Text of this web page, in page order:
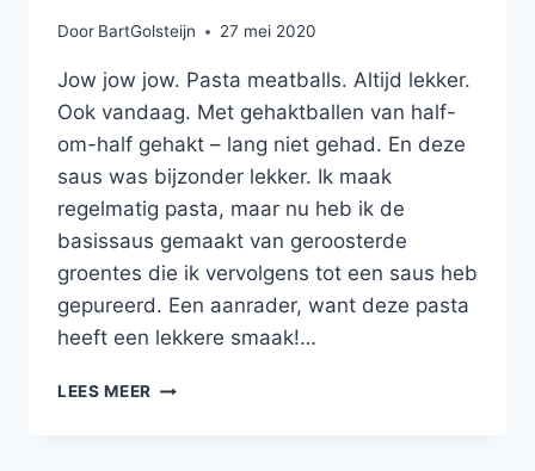
Door BartGolsteijn 27 mei 2020
Jow jow jow. Pasta meatballs. Altijd lekker.
Ook vandaag. Met gehaktballen van half-
om-half gehakt – lang niet gehad. En deze
saus was bijzonder lekker. Ik maak
regelmatig pasta, maar nu heb ik de
basissaus gemaakt van geroosterde
groentes die ik vervolgens tot een saus heb
gepureerd. Een aanrader, want deze pasta
heeft een lekkere smaak!…
LEES MEER TAGLIATELLE